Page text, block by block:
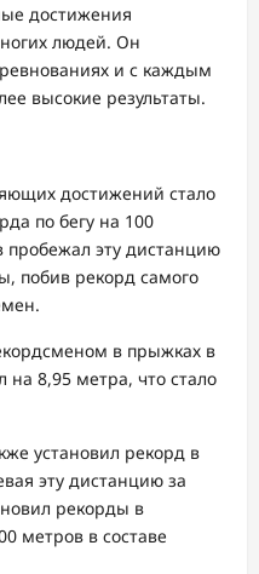
достижения
людей. Он
и с каждым
высокие результаты.
достижений стало
по бегу на 100
эту дистанцию
побив рекорд самого
в прыжках в
на 8,95 метра, что стало
установил рекорд в
эту дистанцию за
рекорды в
метров в составе